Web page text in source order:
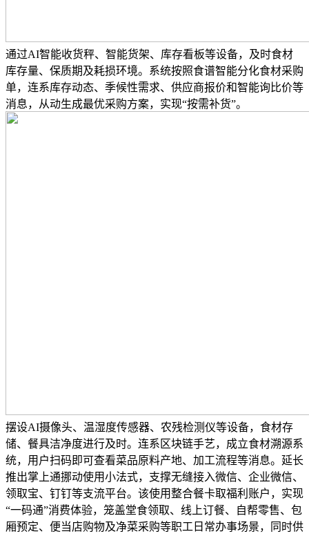
通过AI智能收货秤、智能货架、库存看板等设备，及时食材
库存量、保质期及耗损环境。系统按照食谱智能分化食材采购
单，连系库存动态、季候性需求、供应商报价和智能询比价等
消息，从动生成最优采购方案，实现“按需补货”。
摆设AI摄像头、温湿度传感器、农残检测仪等设备，食材存
储、餐具洁净度进行及时。连系区块链手艺，成立食材溯源系
统，用户扫码即可查看菜品原料产地、加工流程等消息。延长
推出掌上通挪动使用小法式，支撑无缝接入微信、企业微信、
领取宝、钉钉等支流平台。该使用整合餐卡取福利账户，实现
“一码通”消费体验，笼盖堂食领取、线上订餐、自帮零售、包
厢预定、便当店购物及净菜采购等职工日常办事场景，同时供